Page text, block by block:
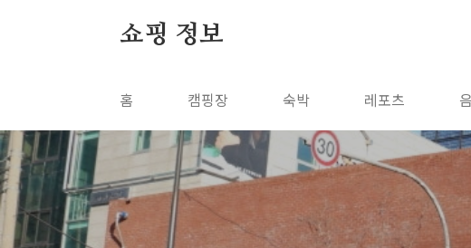
쇼핑 정보
홈 캠핑장 숙박 레포츠